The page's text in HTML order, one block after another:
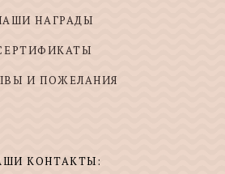
НАГРАДЫ
И ПОЖЕЛАНИЯ
КОНТАКТЫ: